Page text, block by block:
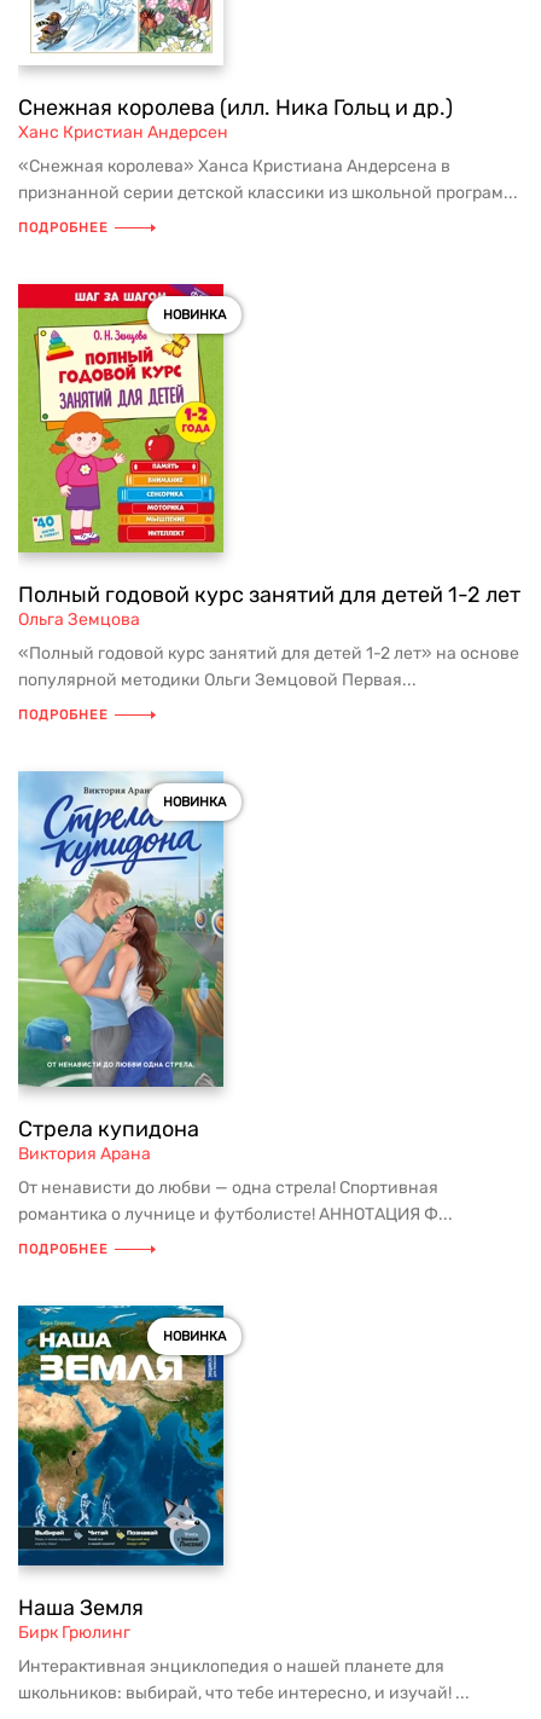
Снежная королева (илл. Ника Гольц и др.)
Ханс Кристиан Андерсен
«Снежная королева» Ханса Кристиана Андерсена в
признанной серии детской классики из школьной програм...
ПОДРОБНЕЕ
НОВИНКА
Полный годовой курс занятий для детей 1-2 лет
Ольга Земцова
«Полный годовой курс занятий для детей 1-2 лет» на основе
популярной методики Ольги Земцовой Первая...
ПОДРОБНЕЕ
НОВИНКА
Стрела купидона
Виктория Арана
От ненависти до любви — одна стрела! Спортивная
романтика о лучнице и футболисте! АННОТАЦИЯ Ф...
ПОДРОБНЕЕ
НОВИНКА
Наша Земля
Бирк Грюлинг
Интерактивная энциклопедия о нашей планете для
школьников: выбирай, что тебе интересно, и изучай! ...